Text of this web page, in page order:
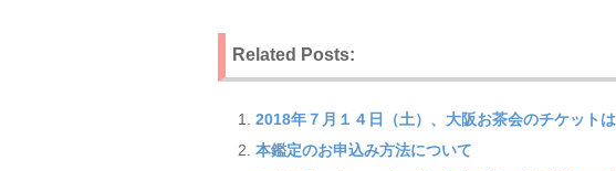
Related Posts:
2018年７月１４日（土）、大阪お茶会のチケット
本鑑定のお申込み方法について